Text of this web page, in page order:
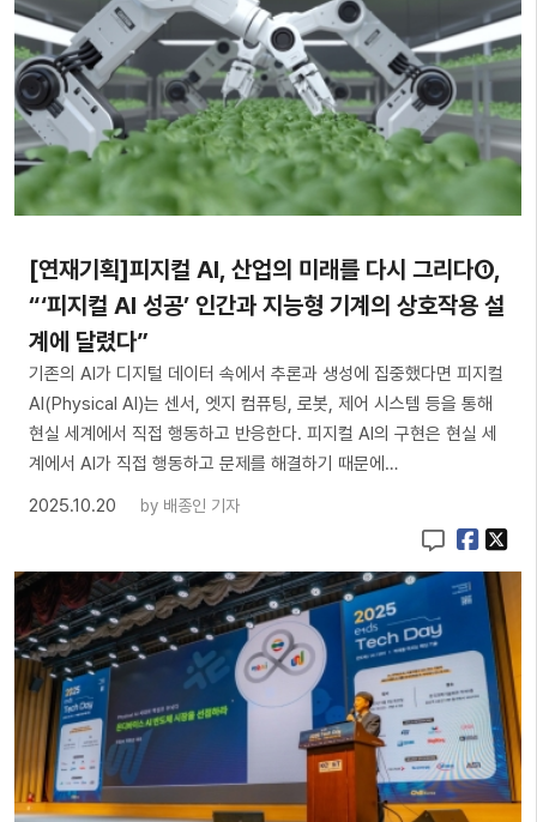
[연재기획]피지컬 AI, 산업의 미래를 다시 그리다①,
“‘피지컬 AI 성공’ 인간과 지능형 기계의 상호작용 설
계에 달렸다”
기존의 AI가 디지털 데이터 속에서 추론과 생성에 집중했다면 피지컬
AI(Physical AI)는 센서, 엣지 컴퓨팅, 로봇, 제어 시스템 등을 통해
현실 세계에서 직접 행동하고 반응한다. 피지컬 AI의 구현은 현실 세
계에서 AI가 직접 행동하고 문제를 해결하기 때문에…
2025.10.20
by 배종인 기자